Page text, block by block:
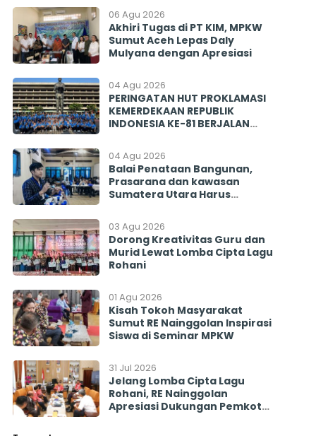
Mencegah Politisasi Pirokrasi
06 Agu 2026
Akhiri Tugas di PT KIM, MPKW
Sumut Aceh Lepas Daly
Mulyana dengan Apresiasi
04 Agu 2026
PERINGATAN HUT PROKLAMASI
KEMERDEKAAN REPUBLIK
INDONESIA KE-81 BERJALAN
BANGSA
04 Agu 2026
Balai Penataan Bangunan,
Prasarana dan kawasan
Sumatera Utara Harus
2026 Menyisakan Banyak
Tanda Tanya
03 Agu 2026
Dorong Kreativitas Guru dan
Murid Lewat Lomba Cipta Lagu
Rohani
01 Agu 2026
Kisah Tokoh Masyarakat
Sumut RE Nainggolan Inspirasi
Siswa di Seminar MPKW
31 Jul 2026
Jelang Lomba Cipta Lagu
Rohani, RE Nainggolan
Apresiasi Dukungan Pemkot